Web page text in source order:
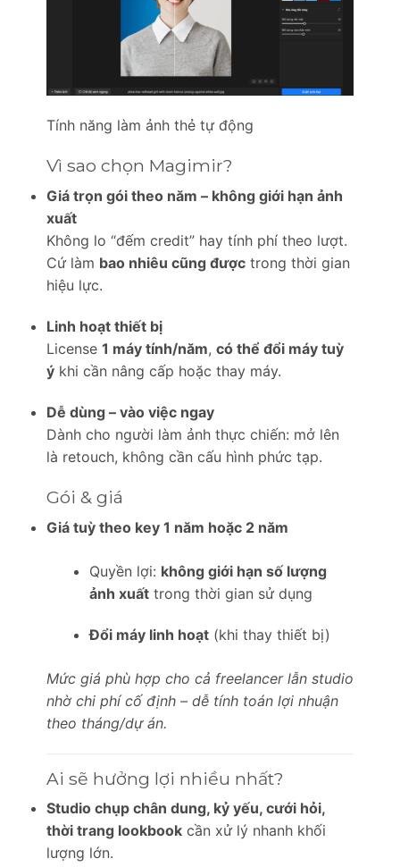
Tính năng làm ảnh thẻ tự động
Vì sao chọn Magimir?
Giá trọn gói theo năm – không giới hạn ảnh
xuất
Không lo “đếm credit” hay tính phí theo lượt.
Cứ làm bao nhiêu cũng đượctrong thời gian
hiệu lực.
Linh hoạt thiết bị
License 1 máy tính/năm, có thể đổi máy tuỳ
ýkhi cần nâng cấp hoặc thay máy.
Dễ dùng – vào việc ngay
Dành cho người làm ảnh thực chiến: mở lên
là retouch, không cần cấu hình phức tạp.
Gói & giá
Giá tuỳ theo key 1 năm hoặc 2 năm
Quyền lợi: không giới hạn số lượng
ảnh xuấttrong thời gian sử dụng
Đổi máy linh hoạt(khi thay thiết bị)
Mức giá phù hợp cho cả freelancer lẫn studio
nhờ chi phí cố định – dễ tính toán lợi nhuận
theo tháng/dự án.
Ai sẽ hưởng lợi nhiều nhất?
Studio chụp chân dung, kỷ yếu, cưới hỏi,
thời trang lookbookcần xử lý nhanh khối
lượng lớn.